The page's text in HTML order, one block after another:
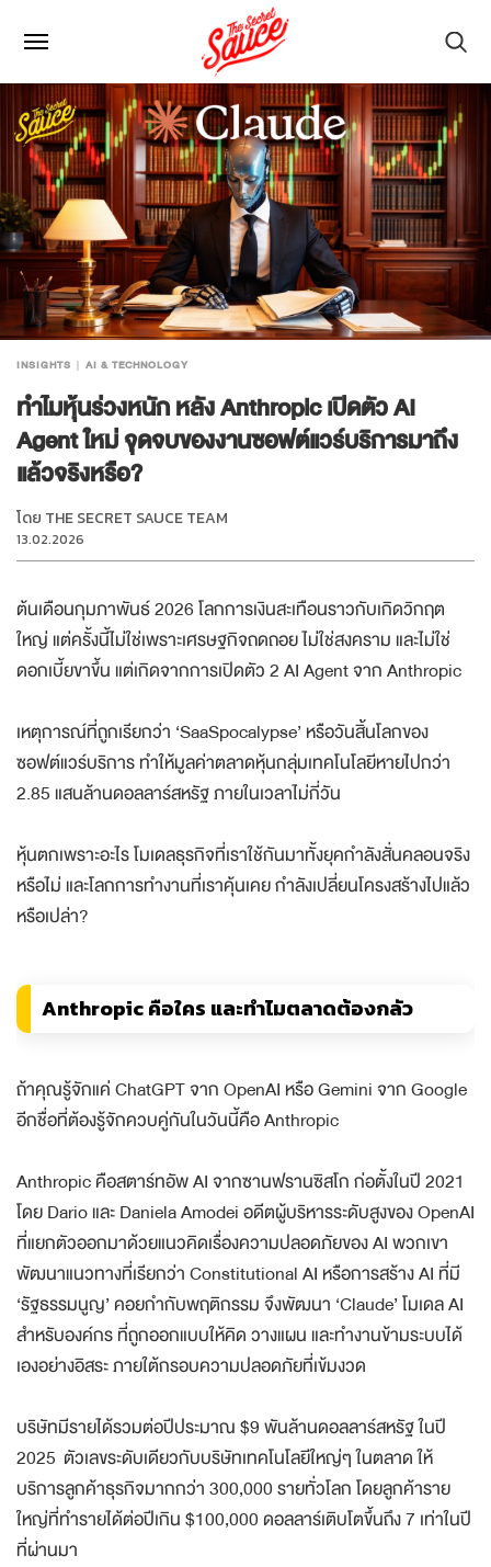
INSIGHTS AI & TECHNOLOGY
ทำไมหุ้นร่วงหนัก หลัง Anthropic เปิดตัว AI
Agent ใหม่ จุดจบของงานซอฟต์แวร์บริการมาถึง
แล้วจริงหรือ?
โดย THE SECRET SAUCE TEAM
13.02.2026
ต้นเดือนกุมภาพันธ์ 2026 โลกการเงินสะเทือนราวกับเกิดวิกฤต
ใหญ่ แต่ครั้งนี้ไม่ใช่เพราะเศรษฐกิจถดถอย ไม่ใช่สงคราม และไม่ใช่
ดอกเบี้ยขาขึ้น แต่เกิดจากการเปิดตัว 2 AI Agent จาก Anthropic
เหตุการณ์ที่ถูกเรียกว่า ‘SaaSpocalypse’ หรือวันสิ้นโลกของ
ซอฟต์แวร์บริการ ทำให้มูลค่าตลาดหุ้นกลุ่มเทคโนโลยีหายไปกว่า
2.85 แสนล้านดอลลาร์สหรัฐ ภายในเวลาไม่กี่วัน
หุ้นตกเพราะอะไร โมเดลธุรกิจที่เราใช้กันมาทั้งยุคกำลังสั่นคลอนจริง
หรือไม่ และโลกการทำงานที่เราคุ้นเคย กำลังเปลี่ยนโครงสร้างไปแล้ว
หรือเปล่า?
Anthropic คือใคร และทำไมตลาดต้องกลัว
ถ้าคุณรู้จักแค่ ChatGPT จาก OpenAI หรือ Gemini จาก Google
อีกชื่อที่ต้องรู้จักควบคู่กันในวันนี้คือ Anthropic
Anthropic คือสตาร์ทอัพ AI จากซานฟรานซิสโก ก่อตั้งในปี 2021
โดย Dario และ Daniela Amodei อดีตผู้บริหารระดับสูงของ OpenAI
ที่แยกตัวออกมาด้วยแนวคิดเรื่องความปลอดภัยของ AI พวกเขา
พัฒนาแนวทางที่เรียกว่า Constitutional AI หรือการสร้าง AI ที่มี
‘รัฐธรรมนูญ’ คอยกำกับพฤติกรรม จึงพัฒนา ‘Claude’ โมเดล AI
สำหรับองค์กร ที่ถูกออกแบบให้คิด วางแผน และทำงานข้ามระบบได้
เองอย่างอิสระ ภายใต้กรอบความปลอดภัยที่เข้มงวด
บริษัทมีรายได้รวมต่อปีประมาณ $9 พันล้านดอลลาร์สหรัฐ ในปี
2025 ตัวเลขระดับเดียวกับบริษัทเทคโนโลยีใหญ่ๆ ในตลาด ให้
บริการลูกค้าธุรกิจมากกว่า 300,000 รายทั่วโลก โดยลูกค้าราย
ใหญ่ที่ทำรายได้ต่อปีเกิน $100,000 ดอลลาร์เติบโตขึ้นถึง 7 เท่าในปี
ที่ผ่านมา